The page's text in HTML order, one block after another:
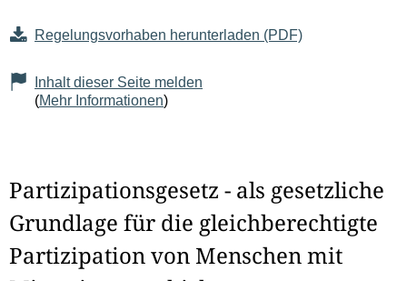
Regelungsvorhaben herunterladen (PDF)
Inhalt dieser Seite melden
(Mehr Informationen)
Partizipationsgesetz - als gesetzliche
Grundlage für die gleichberechtigte
Partizipation von Menschen mit